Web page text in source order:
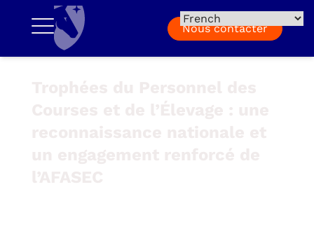
Nous contacter